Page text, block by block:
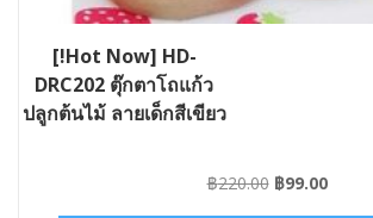
[!Hot Now] HD-
DRC202 ตุ๊กตาโถแก้ว
ปลูกต้นไม้ ลายเด็กสีเขียว
฿220.00 Original
฿99.00